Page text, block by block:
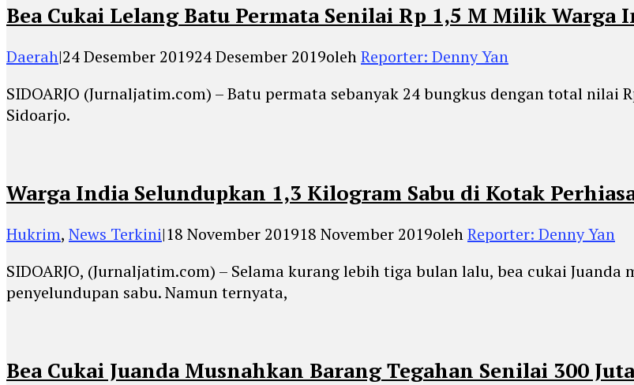
Bea Cukai Lelang Batu Permata Senilai Rp 1,5 M Milik Warga
Daerah|24 Desember 201924 Desember 2019olehReporter: Denny Yan
SIDOARJO (Jurnaljatim.com) – Batu permata sebanyak 24 bungkus dengan total nilai
Sidoarjo.
Warga India Selundupkan 1,3 Kilogram Sabu di Kotak
Hukrim, News Terkini|18 November 201918 November 2019olehReporter: Denny Yan
SIDOARJO, (Jurnaljatim.com) – Selama kurang lebih tiga bulan lalu, bea cukai
penyelundupan sabu. Namun ternyata,
Bea Cukai Juanda Musnahkan Barang Tegahan Senilai 300 Juta